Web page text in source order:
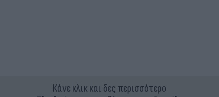
Κάνε κλικ και δες περισσότερο